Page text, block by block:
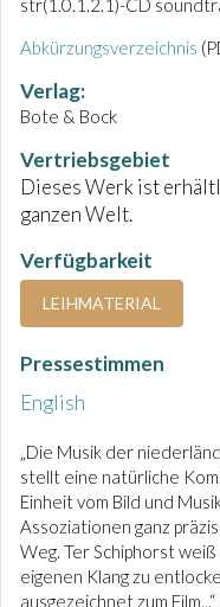
str(1.0.1.2.1)-CD
Abkürzungsverzeichnis
Verlag:
Bote & Bock
Vertriebsgebiet
Dieses Werk ist
ganzen Welt.
Verfügbarkeit
LEIHMATERIAL
Pressestimmen
English
„Die Musik der
stellt eine natürliche
Einheit vom Bild und
Assoziationen ganz
Weg. Ter Schiphorst
eigenen Klang zu
ausgezeichnet zum Film...“